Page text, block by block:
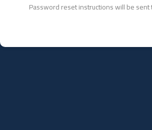
Password reset instructions will be